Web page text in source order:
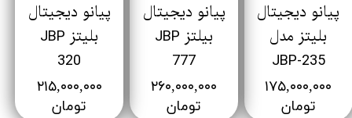
پیانو دیجیتال
بلیتز مدل
JBP-235
۱۷۵,۰۰۰,۰۰۰
تومان
پیانو دیجیتال
بیلتز JBP
777
۲۶۰,۰۰۰,۰۰۰
تومان
پیانو دیجیتال
بلیتز JBP
320
۲۱۵,۰۰۰,۰۰۰
تومان